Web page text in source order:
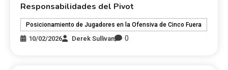
Responsabilidades del Pivot
Posicionamiento de Jugadores en la Ofensiva de Cinco Fuera
10/02/2026 Derek Sullivan 0